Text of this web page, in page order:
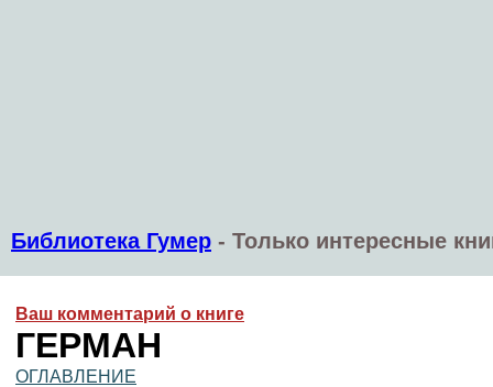
Библиотека Гумер - Только интересные
Ваш комментарий о книге
ГЕРМАН
ОГЛАВЛЕНИЕ